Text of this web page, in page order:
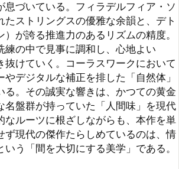
盤群が持っていた「人間味」を現代
ルーツに根ざしながらも、本作を単
現代の傑作たらしめているのは、情
う「間を大切にする美学」である。
大の美点は、音を詰め込まない「間
方の秀逸さにある。現代の過剰に圧
対極に位置するこのアプローチは、
ント（音の立ち上がりと消え際）」
与えている。この「余白」こそが、
ョンを刺激する隙間となり、鳴って
中で鳴り響くような奥行きを生み出